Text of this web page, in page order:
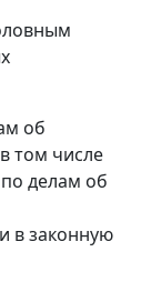
об
том числе
делам об
в законную